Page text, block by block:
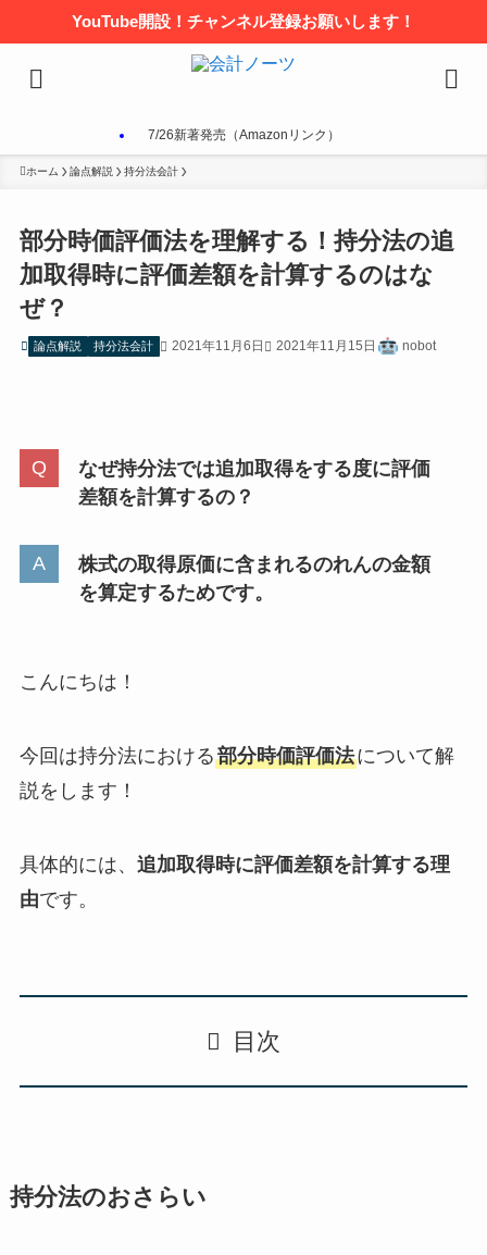
YouTube開設！チャンネル登録お願いします！
7/26新著発売（Amazonリンク）
ホーム 論点解説 持分法会計
部分時価評価法を理解する！持分法の追
加取得時に評価差額を計算するのはな
ぜ？
論点解説 持分法会計 2021年11月6日 2021年11月15日 nobot
なぜ持分法では追加取得をする度に評価
差額を計算するの？
株式の取得原価に含まれるのれんの金額
を算定するためです。
こんにちは！
今回は持分法における部分時価評価法について解
説をします！
具体的には、 追加取得時に評価差額を計算する理
由です。
目次
持分法のおさらい